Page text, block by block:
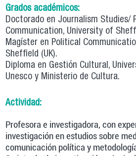
Grados académicos:
Doctorado en Journalism Studies/
Communication, University of
Magíster en Political
Sheffield (UK).
Diploma en Gestión Cultural,
Unesco y Ministerio de Cultura.
Actividad:
Profesora e investigadora, con
investigación en estudios sobre
comunicación política y